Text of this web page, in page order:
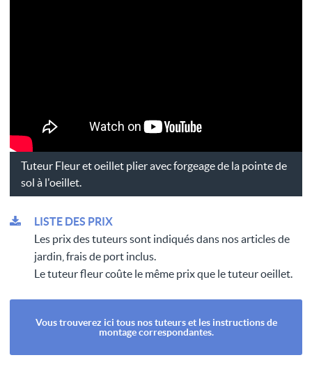
Tuteur Fleur et oeillet plier avec forgeage de la pointe de
sol à l'oeillet.
LISTE DES PRIX
Les prix des tuteurs sont indiqués dans nos articles de
jardin, frais de port inclus.
Le tuteur fleur coûte le même prix que le tuteur oeillet.
Vous trouverez ici tous nos tuteurs et les instructions de
montage correspondantes.